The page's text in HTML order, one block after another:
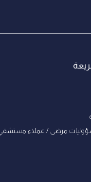
ﻣﺮﺿﻰ / ﻋﻤﻼء ﻣﺴﺘﺸﻔﻲ